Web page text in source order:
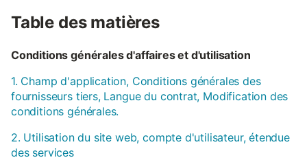
Table des matières
Conditions générales d'affaires et d'utilisation
1. Champ d'application, Conditions générales des
fournisseurs tiers, Langue du contrat, Modification des
conditions générales.
2. Utilisation du site web, compte d'utilisateur, étendue
des services